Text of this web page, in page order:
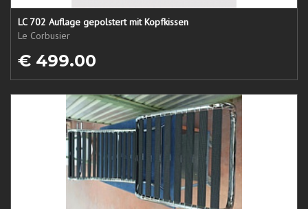
LC 702 Auflage gepolstert mit Kopfkissen
Le Corbusier
€ 499.00